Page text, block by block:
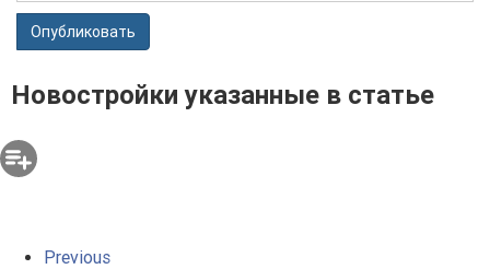
Опубликовать
Новостройки указанные в статье
Previous